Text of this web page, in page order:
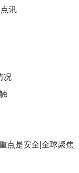
讯
况
点是安全|全球聚焦